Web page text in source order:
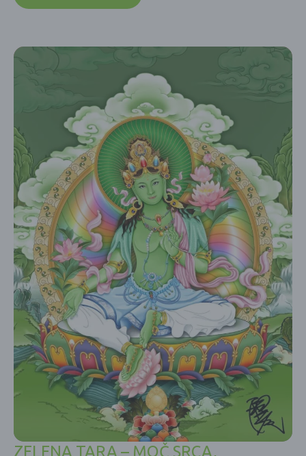
ZELENA TARA – MOČ SRCA,